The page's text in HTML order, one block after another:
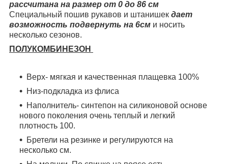
рассчитана на размер от 0 до 86 см
Специальный пошив рукавов и штанишек дает
возможность подвернуть на 6см и носить
несколько сезонов.
ПОЛУКОМБИНЕЗОН
Верх- мягкая и качественная плащевка 100%
Низ-подкладка из флиса
Наполнитель- синтепон на силиконовой основе
нового поколения очень теплый и легкий
плотность 100.
Бретели на резинке и регулируются на
несколько см.